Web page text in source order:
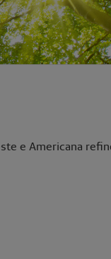
e Americana